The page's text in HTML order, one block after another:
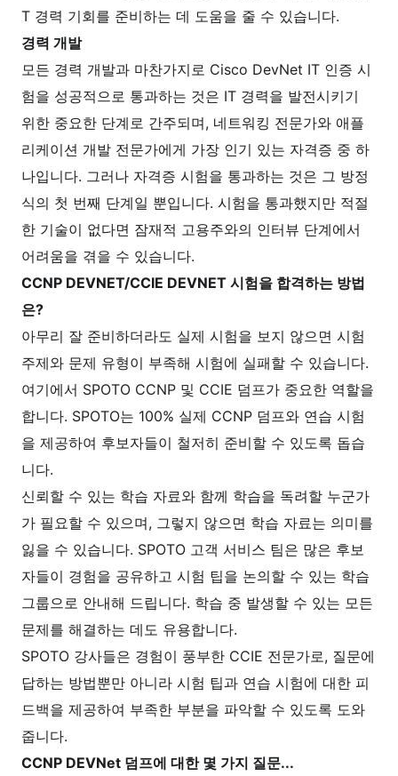
T 경력 기회를 준비하는 데 도움을 줄 수 있습니다.
경력 개발
모든 경력 개발과 마찬가지로 Cisco DevNet IT 인증 시
험을 성공적으로 통과하는 것은 IT 경력을 발전시키기
위한 중요한 단계로 간주되며, 네트워킹 전문가와 애플
리케이션 개발 전문가에게 가장 인기 있는 자격증 중 하
나입니다. 그러나 자격증 시험을 통과하는 것은 그 방정
식의 첫 번째 단계일 뿐입니다. 시험을 통과했지만 적절
한 기술이 없다면 잠재적 고용주와의 인터뷰 단계에서
어려움을 겪을 수 있습니다.
CCNP DEVNET/CCIE DEVNET 시험을 합격하는 방법
은?
아무리 잘 준비하더라도 실제 시험을 보지 않으면 시험
주제와 문제 유형이 부족해 시험에 실패할 수 있습니다.
여기에서 SPOTO CCNP 및 CCIE 덤프가 중요한 역할을
합니다. SPOTO는 100% 실제 CCNP 덤프와 연습 시험
을 제공하여 후보자들이 철저히 준비할 수 있도록 돕습
니다.
신뢰할 수 있는 학습 자료와 함께 학습을 독려할 누군가
가 필요할 수 있으며, 그렇지 않으면 학습 자료는 의미를
잃을 수 있습니다. SPOTO 고객 서비스 팀은 많은 후보
자들이 경험을 공유하고 시험 팁을 논의할 수 있는 학습
그룹으로 안내해 드립니다. 학습 중 발생할 수 있는 모든
문제를 해결하는 데도 유용합니다.
SPOTO 강사들은 경험이 풍부한 CCIE 전문가로, 질문에
답하는 방법뿐만 아니라 시험 팁과 연습 시험에 대한 피
드백을 제공하여 부족한 부분을 파악할 수 있도록 도와
줍니다.
CCNP DEVNet 덤프에 대한 몇 가지 질문...